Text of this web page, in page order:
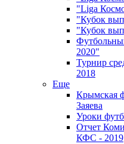
"Liga
"Кубок
"Кубок
2020"
Турнир
2018
Еще
Крымская
Заяева
Уроки
Отчет
КФС - 2019